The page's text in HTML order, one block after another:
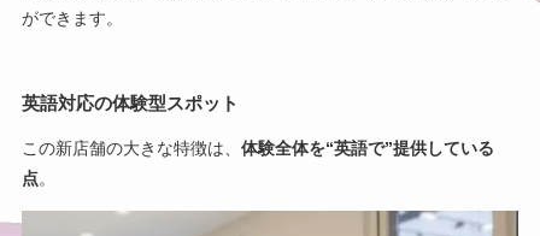
ができます。
英語対応の体験型スポット
この新店舗の大きな特徴は、 体験全体を“英語で”提供している
点。